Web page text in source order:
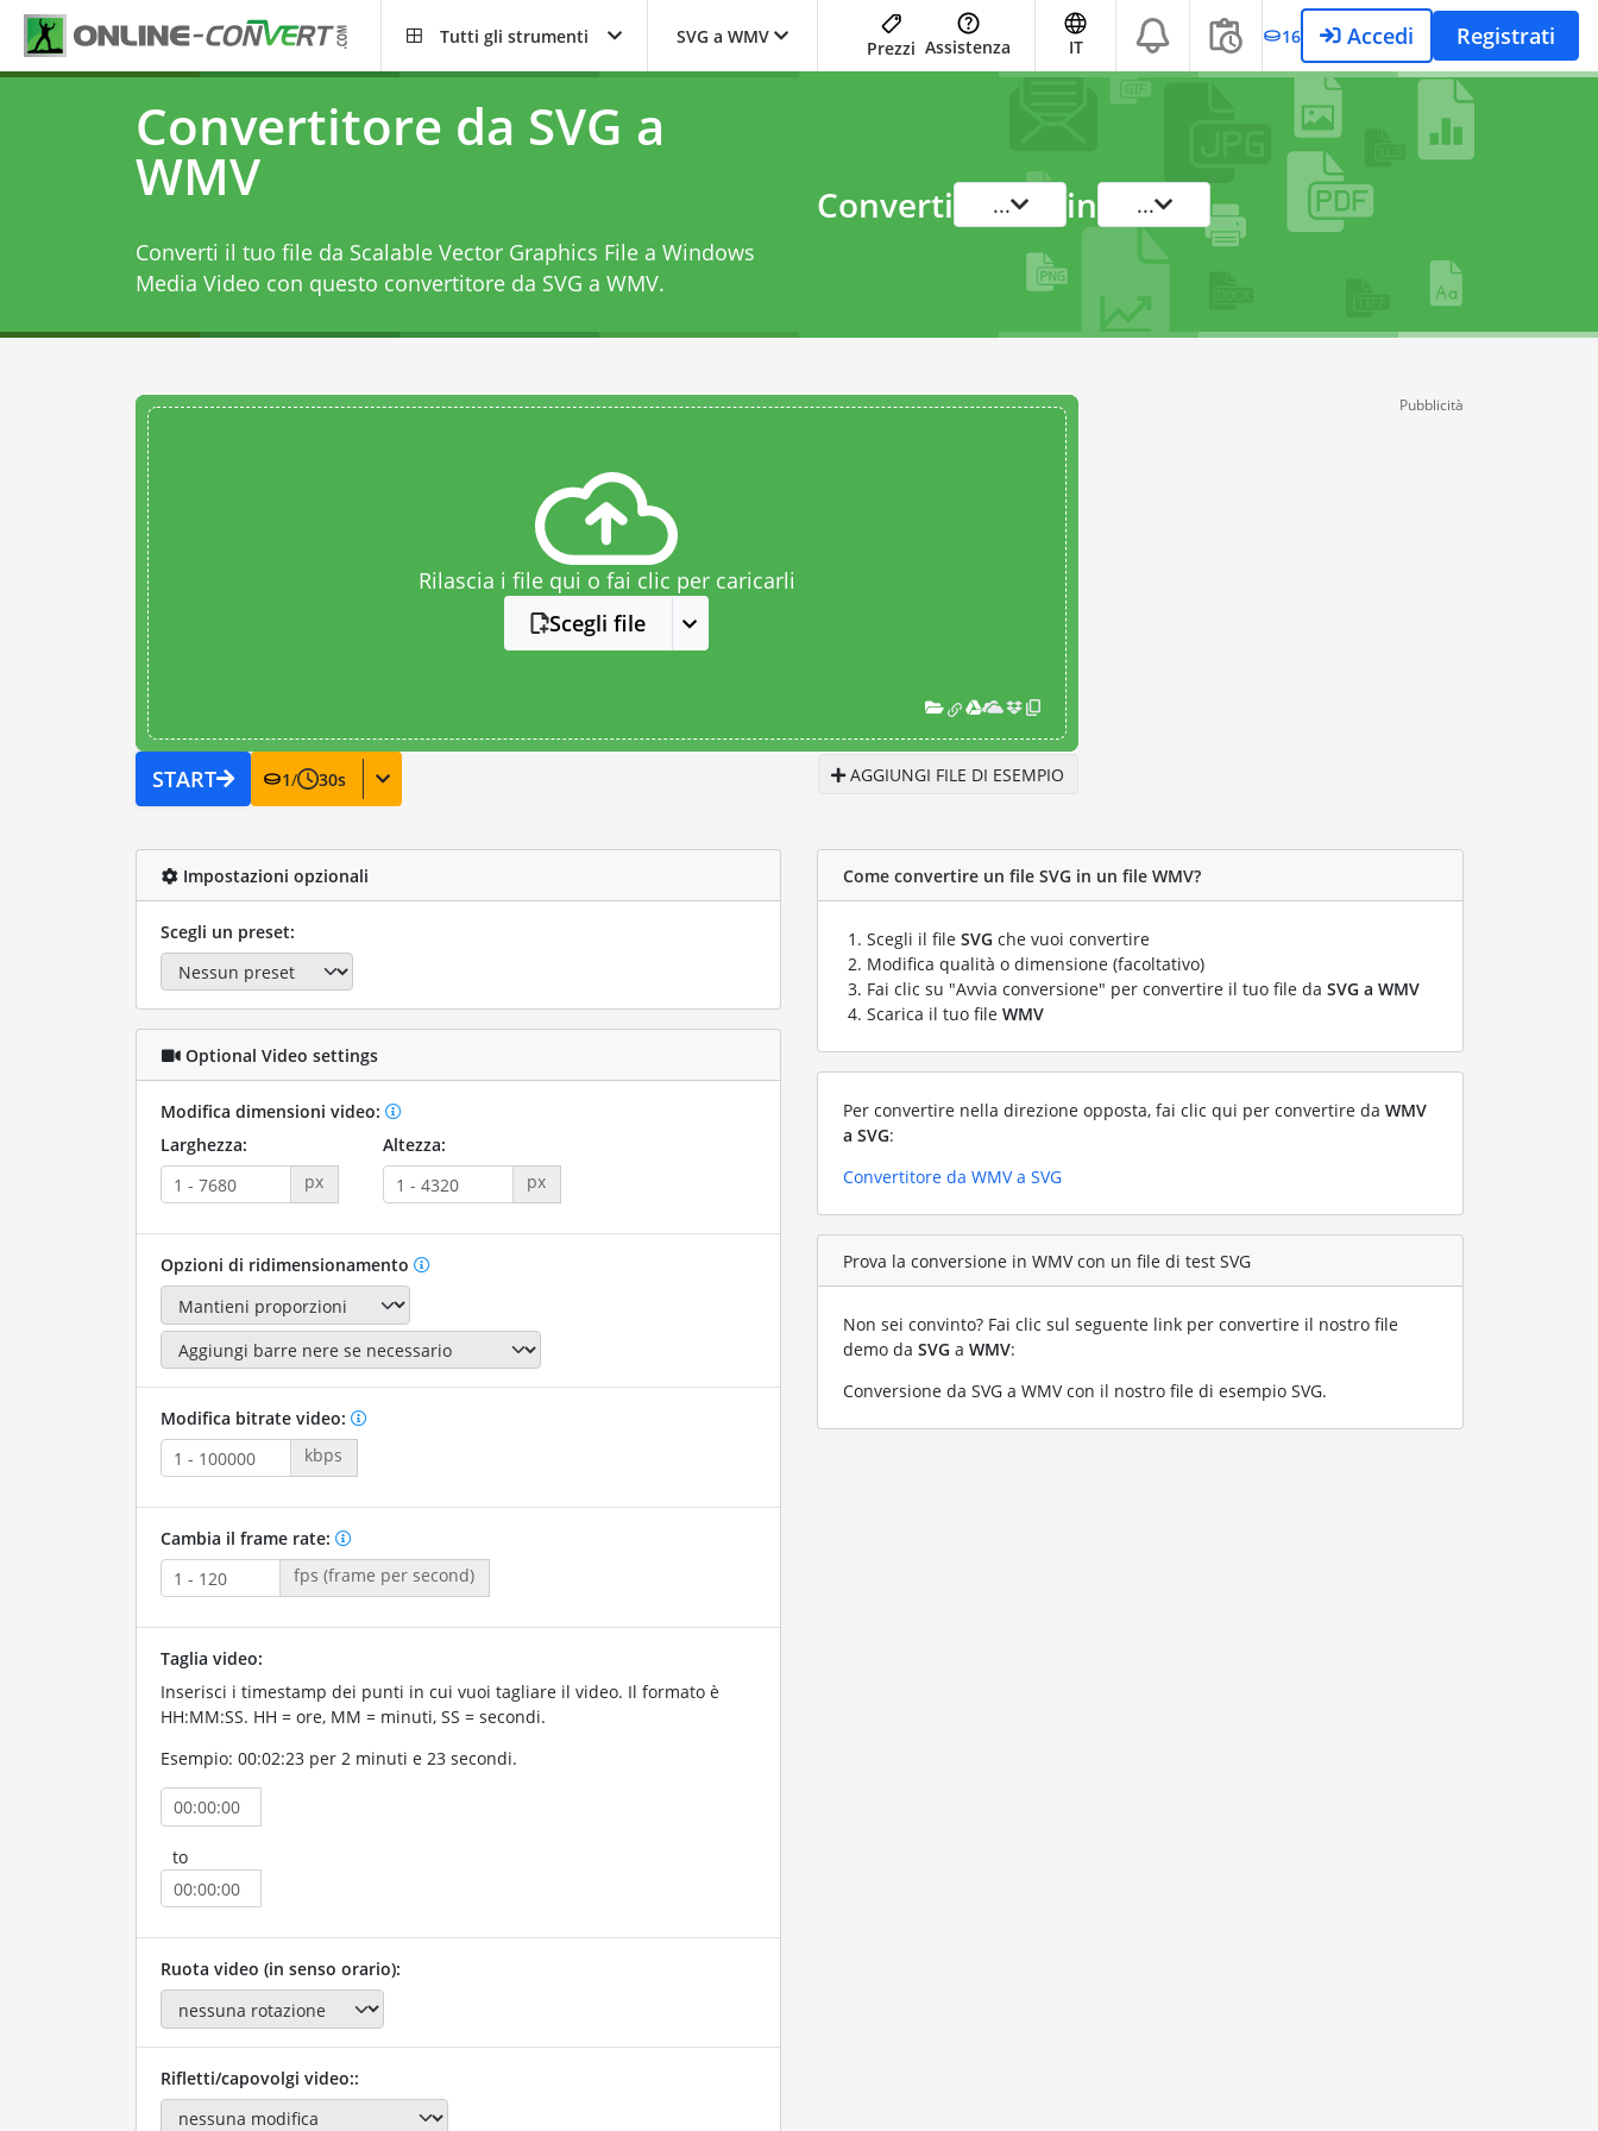
Tutti gli strumenti SVG a WMV
Prezzi Assistenza IT 16 Accedi Registrati
Convertitore da SVG a
WMV
Converti il tuo file da Scalable Vector Graphics File a Windows
Media Video con questo convertitore da SVG a WMV.
Converti ... in ...
Rilascia i file qui o fai clic per caricarli
Scegli file
START 1/ 30s AGGIUNGI FILE DI ESEMPIO
Pubblicità
Impostazioni opzionali
Scegli un preset:
Optional Video settings
Modifica dimensioni video:
Larghezza:
px
Altezza:
px
Opzioni di ridimensionamento
Modifica bitrate video:
kbps
Cambia il frame rate:
fps (frame per second)
Taglia video:
Inserisci i timestamp dei punti in cui vuoi tagliare il video. Il formato è
HH:MM:SS. HH = ore, MM = minuti, SS = secondi.
Esempio: 00:02:23 per 2 minuti e 23 secondi.
to
Ruota video (in senso orario):
Rifletti/capovolgi video::
Come convertire un file SVG in un file WMV?
Scegli il file SVG che vuoi convertire
Modifica qualità o dimensione (facoltativo)
Fai clic su "Avvia conversione" per convertire il tuo file da SVG a WMV
Scarica il tuo file WMV
Per convertire nella direzione opposta, fai clic qui per convertire da WMV
a SVG:
Convertitore da WMV a SVG
Prova la conversione in WMV con un file di test SVG
Non sei convinto? Fai clic sul seguente link per convertire il nostro file
demo da SVG a WMV:
Conversione da SVG a WMV con il nostro file di esempio SVG.